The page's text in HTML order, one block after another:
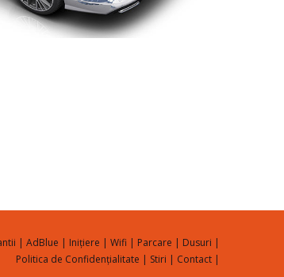
| AdBlue | Inițiere | Wifi | Parcare | Dusuri |
Politica de Confidențialitate | Stiri | Contact |